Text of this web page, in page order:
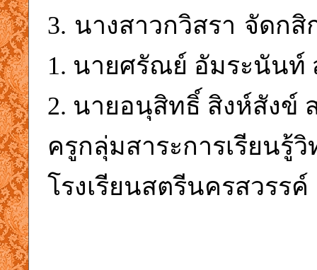
3. นางสาวกวิสรา จัดก
1. นายศรัณย์ อัมระนันท์
2. นายอนุสิทธิ์ สิงห์สังข์
ครูกลุ่มสาระการเรียนรู้
โรงเรียนสตรีนครสวรรค์